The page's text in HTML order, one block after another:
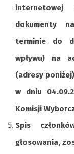
internetowej
dokumenty
terminie do
wpływu) na
(adresy
w dniu
Komisji
Spis
głosowania,